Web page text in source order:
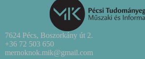
7624 Pécs, Boszorkány út 2.
+36 72 503 650
mernoknok.mik@gmail.com